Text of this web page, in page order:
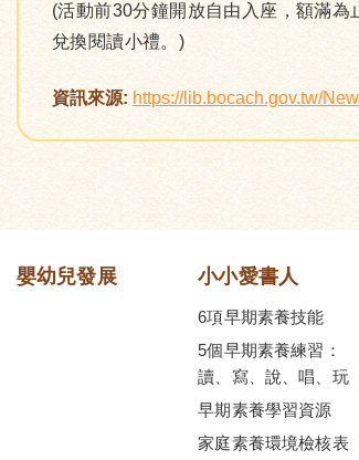
(活動前30分鐘開放自由入座，額滿
兌換閱讀小禮。)
資訊來源: https://lib.bocach.gov.tw/
嬰幼兒發展 小小愛書人
6項早期素養技能
5個早期素養練習：
讀、寫、說、唱、玩
早期素養學習資源
家庭素養環境檢核表